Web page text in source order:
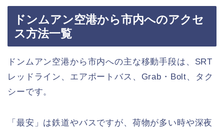
ドンムアン空港から市内へのアクセ
ス方法一覧
ドンムアン空港から市内への主な移動手段は、SRT
レッドライン、エアポートバス、Grab・Bolt、タク
シーです。
「最安」は鉄道やバスですが、荷物が多い時や深夜